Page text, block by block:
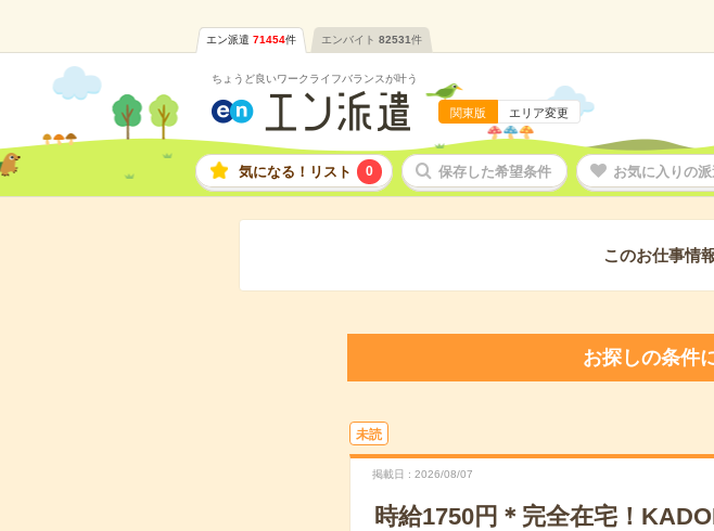
エン派遣 71454件 エンバイト 82531件
ちょうど良いワークライフバランスが叶う
関東版 エリア変更
気になる！リスト 0 保存した希望条件 お気に入りの
このお仕事情
お探しの条件
未読
掲載日 2026/08/07
時給1750円＊完全在宅！